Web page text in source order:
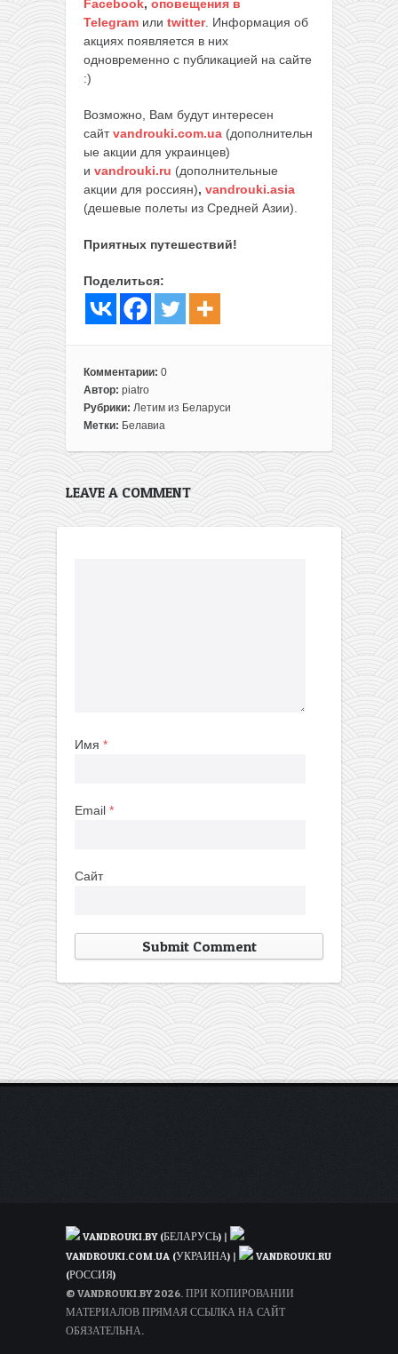
Facebook, оповещения в
Telegram или twitter. Информация об
акциях появляется в них
одновременно с публикацией на сайте
:)
Возможно, Вам будут интересен
сайтvandrouki.com.ua (дополнительн
ые акции для украинцев)
и vandrouki.ru (дополнительные
акции для россиян), vandrouki.asia
(дешевые полеты из Средней Азии).
Приятных путешествий!
Поделиться:
Комментарии: 0
Автор: piatro
Рубрики: Летим из Беларуси
Метки: Белавиа
LEAVE A COMMENT
Имя *
Email *
Сайт
VANDROUKI.BY (БЕЛАРУСЬ) |
VANDROUKI.COM.UA (УКРАИНА) |
VANDROUKI.RU
(РОССИЯ)
© VANDROUKI.BY 2026. ПРИ КОПИРОВАНИИ
МАТЕРИАЛОВ ПРЯМАЯ ССЫЛКА НА САЙТ
ОБЯЗАТЕЛЬНА.